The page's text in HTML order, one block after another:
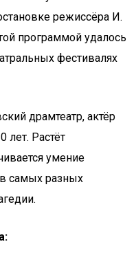
режиссёра И.
программой удалось
фестивалях
драмтеатр, актёр
лет. Растёт
умение
самых разных